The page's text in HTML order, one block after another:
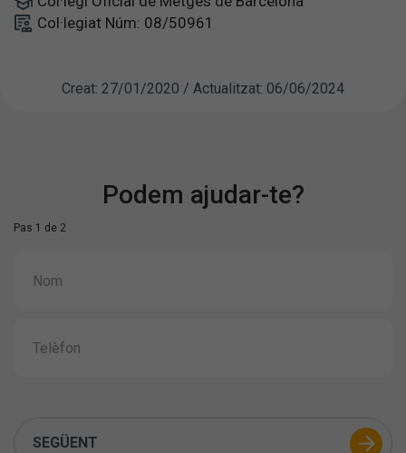
Col·legiat Núm: 08/50961
Creat: 27/01/2020 / Actualitzat: 06/06/2024
Podem ajudar-te?
Pas 1 de 2
SEGÜENT